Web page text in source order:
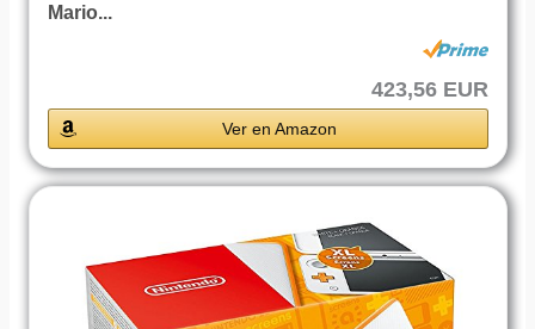
Mario...
423,56 EUR
Ver en Amazon